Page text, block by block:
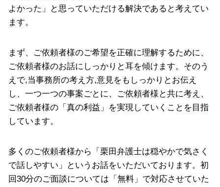
よかった」と思っていただける解決であると考えてい
ます。
まず、ご依頼者様のご希望を正確に理解するために、
ご依頼者様のお話にしっかりと耳を傾けます。そのう
えで,当事務所の考え方,意見をもしっかりとお伝え
し、一つ一つの事案ごとに、ご依頼者様と共に考え、
ご依頼者様の「真の利益」を実現していくことを目指
しています。
多くのご依頼者様から「栗田弁護士は穏やかで気さく
で話しやすい」というお話をいただいております。初
回30分のご面談については「無料」で対応させていた